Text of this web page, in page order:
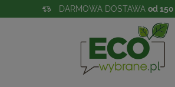
DARMOWA DOSTAWA od 150